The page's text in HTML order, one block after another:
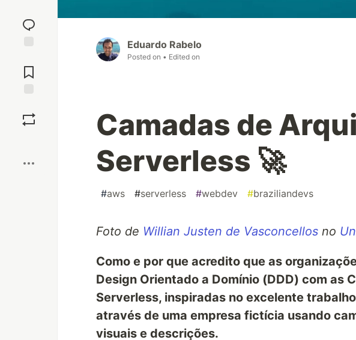
reaction
Comments
Eduardo Rabelo
Posted on • Edited on
Camadas de
Serverless 🚀
#aws #serverless #webdev #braziliandevs
Foto de Willian Justen de Vasconcellos no
Como e por que acredito que as
Design Orientado a Domínio (DDD) com as
Serverless, inspiradas no excelente
através de uma empresa fictícia usando
visuais e descrições.